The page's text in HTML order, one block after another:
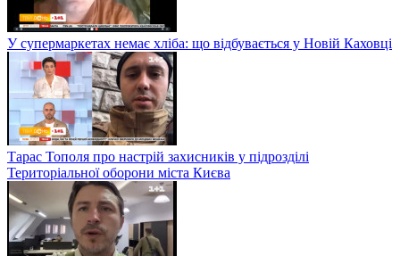
У супермаркетах немає хліба: що відбувається у Новій Каховці
Тарас Тополя про настрій захисників у підрозділі
Територіальної оборони міста Києва